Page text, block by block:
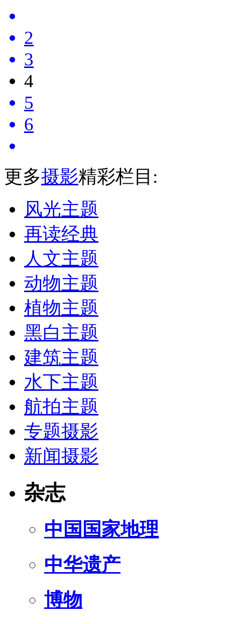
2
3
4
5
6
更多摄影精彩栏目:
风光主题
再读经典
人文主题
动物主题
植物主题
黑白主题
建筑主题
水下主题
航拍主题
专题摄影
新闻摄影
杂志
中国国家地理
中华遗产
博物